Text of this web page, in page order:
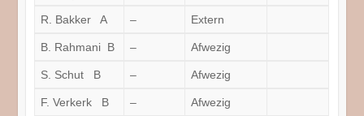
R. Bakker A – Extern
B. Rahmani B – Afwezig
S. Schut B – Afwezig
F. Verkerk B – Afwezig